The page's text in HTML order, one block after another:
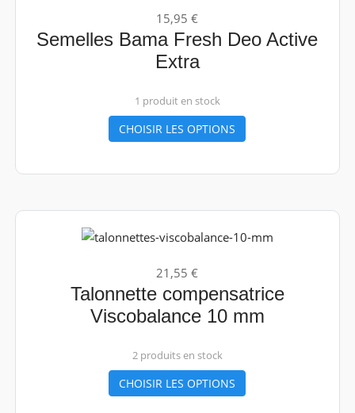
15,95 €
Semelles Bama Fresh Deo Active
Extra
1 produit en stock
CHOISIR LES OPTIONS
21,55 €
Talonnette compensatrice
Viscobalance 10 mm
2 produits en stock
CHOISIR LES OPTIONS